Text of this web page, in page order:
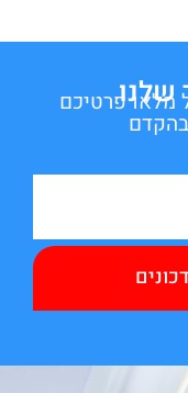
שלנו
מלאו פרטיכם
בהקדם